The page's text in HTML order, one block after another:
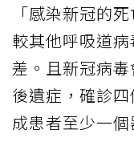
「感染新冠的
較其他呼吸道
差。且新冠病
後遺症，確診
成患者至少一個